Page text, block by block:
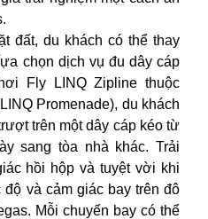
đất, du khách có thể thay
chọn dịch vụ đu dây cáp
Fly LINQ Zipline thuộc
Promenade), du khách
trên một dây cáp kéo từ
sang tòa nhà khác. Trải
hồi hộp và tuyệt vời khi
và cảm giác bay trên đô
Mỗi chuyến bay có thể